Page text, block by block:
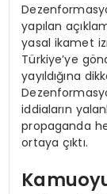
yapılan
yasal ikamet
Türkiye’ye
yayıldığına
iddiaların
propaganda
ortaya çıktı.